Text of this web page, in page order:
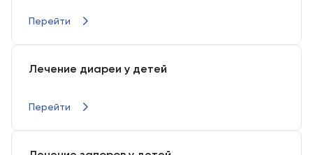
Перейти
Лечение диареи у детей
Перейти